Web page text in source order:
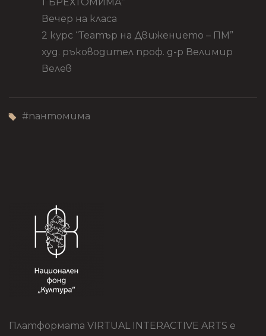
Вечер на класа
2 курс “Театър на Движението – ПМ”
худ. ръководител проф. д-р Велимир
Велев
#пантомима
Платформата VIRTUAL INTERACTIVE ARTS е